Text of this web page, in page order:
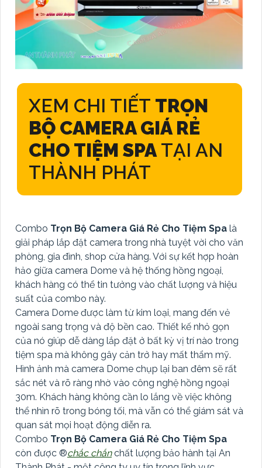
XEM CHI TIẾT TRỌN
BỘ CAMERA GIÁ RẺ
CHO TIỆM SPA TẠI AN
THÀNH PHÁT
Combo Trọn Bộ Camera Giá Rẻ Cho Tiệm Spa là
giải pháp lắp đặt camera trong nhà tuyệt vời cho văn
phòng, gia đình, shop cửa hàng. Với sự kết hợp hoàn
hảo giữa camera Dome và hệ thống hồng ngoại,
khách hàng có thể tin tưởng vào chất lượng và hiệu
suất của combo này.
Camera Dome được làm từ kim loại, mang đến vẻ
ngoài sang trọng và độ bền cao. Thiết kế nhỏ gọn
của nó giúp dễ dàng lắp đặt ở bất kỳ vị trí nào trong
tiệm spa mà không gây cản trở hay mất thẩm mỹ.
Hình ảnh mà camera Dome chụp lại ban đêm sẽ rất
sắc nét và rõ ràng nhờ vào công nghệ hồng ngoại
30m. Khách hàng không cần lo lắng về việc không
thể nhìn rõ trong bóng tối, mà vẫn có thể giám sát và
quan sát mọi hoạt động diễn ra.
Combo Trọn Bộ Camera Giá Rẻ Cho Tiệm Spa
còn được ®️chắc chắnchất lượng bảo hành tại An